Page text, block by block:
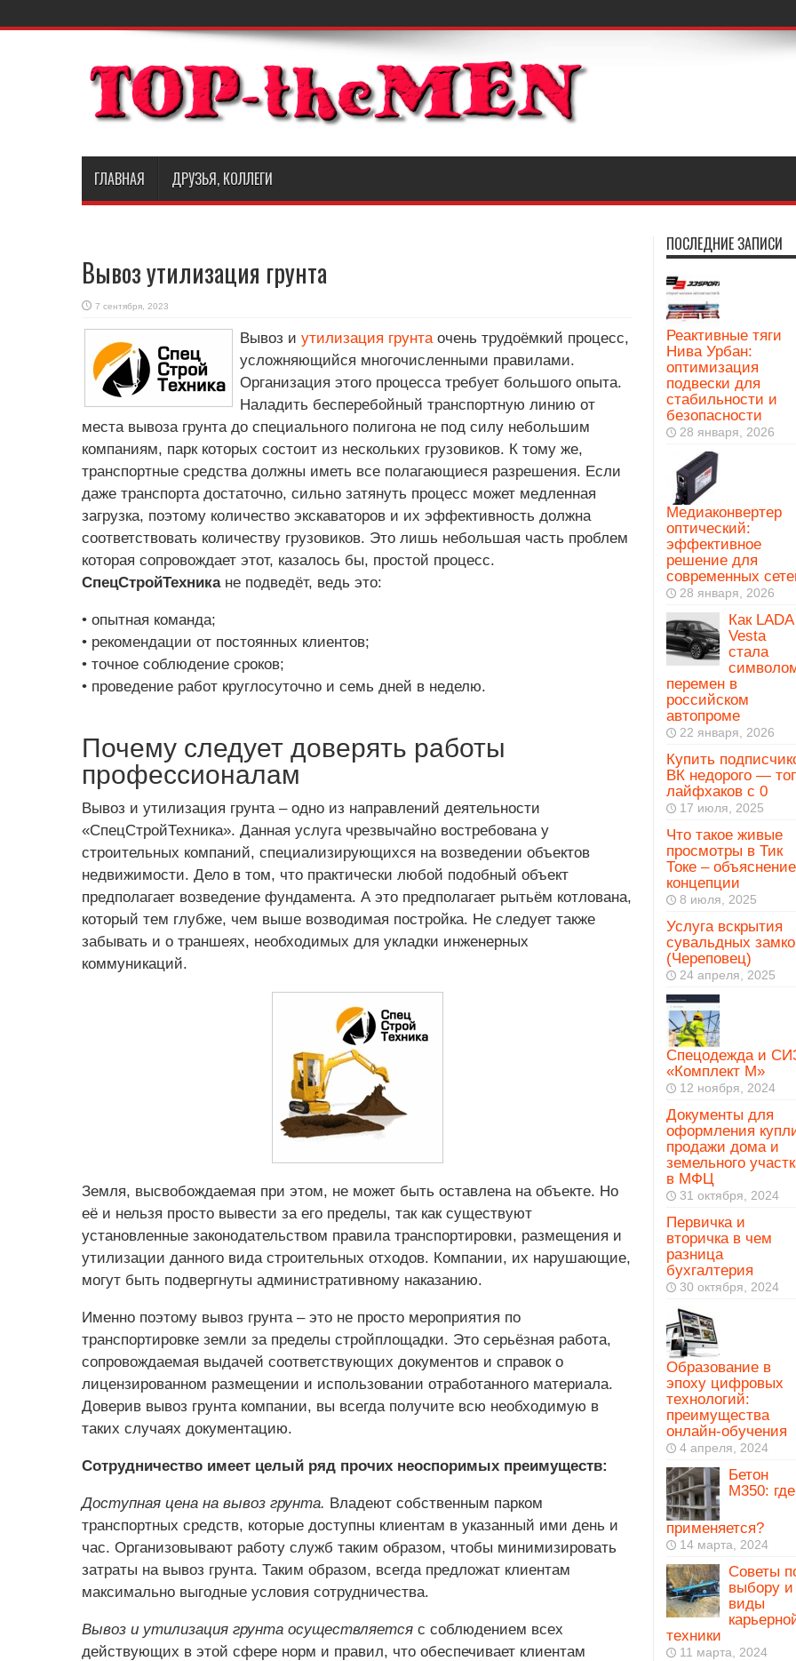
ГЛАВНАЯ ДРУЗЬЯ, КОЛЛЕГИ
Вывоз утилизация грунта
7 сентября, 2023
Вывоз и утилизация грунтаочень трудоёмкий процесс,
усложняющийся многочисленными правилами.
Организация этого процесса требует большого опыта.
Наладить бесперебойный транспортную линию от
места вывоза грунта до специального полигона не под силу небольшим
компаниям, парк которых состоит из нескольких грузовиков. К тому же,
транспортные средства должны иметь все полагающиеся разрешения. Если
даже транспорта достаточно, сильно затянуть процесс может медленная
загрузка, поэтому количество экскаваторов и их эффективность должна
соответствовать количеству грузовиков. Это лишь небольшая часть проблем
которая сопровождает этот, казалось бы, простой процесс.
СпецСтройТехникане подведёт, ведь это:
• опытная команда;
• рекомендации от постоянных клиентов;
• точное соблюдение сроков;
• проведение работ круглосуточно и семь дней в неделю.
Почему следует доверять работы
профессионалам
Вывоз и утилизация грунта – одно из направлений деятельности
«СпецСтройТехника». Данная услуга чрезвычайно востребована у
строительных компаний, специализирующихся на возведении объектов
недвижимости. Дело в том, что практически любой подобный объект
предполагает возведение фундамента. А это предполагает рытьём котлована,
который тем глубже, чем выше возводимая постройка. Не следует также
забывать и о траншеях, необходимых для укладки инженерных
коммуникаций.
Земля, высвобождаемая при этом, не может быть оставлена на объекте. Но
её и нельзя просто вывести за его пределы, так как существуют
установленные законодательством правила транспортировки, размещения и
утилизации данного вида строительных отходов. Компании, их нарушающие,
могут быть подвергнуты административному наказанию.
Именно поэтому вывоз грунта – это не просто мероприятия по
транспортировке земли за пределы стройплощадки. Это серьёзная работа,
сопровождаемая выдачей соответствующих документов и справок о
лицензированном размещении и использовании отработанного материала.
Доверив вывоз грунта компании, вы всегда получите всю необходимую в
таких случаях документацию.
Сотрудничество имеет целый ряд прочих неоспоримых преимуществ:
Доступная цена на вывоз грунта. Владеют собственным парком
транспортных средств, которые доступны клиентам в указанный ими день и
час. Организовывают работу служб таким образом, чтобы минимизировать
затраты на вывоз грунта. Таким образом, всегда предложат клиентам
максимально выгодные условия сотрудничества.
Вывоз и утилизация грунта осуществляется с соблюдением всех
действующих в этой сфере норм и правил, что обеспечивает клиентам
ПОСЛЕДНИЕ ЗАПИСИ
Реактивные тяги
Нива Урбан:
оптимизация
подвески для
стабильности и
безопасности
28 января, 2026
Медиаконвертер
оптический:
эффективное
решение для
современных
28 января, 2026
Как LADA
Vesta
стала
перемен в
российском
автопроме
22 января, 2026
Купить
ВК недорого —
лайфхаков с 0
17 июля, 2025
Что такое живые
просмотры в Тик
Токе – объяснение
концепции
8 июля, 2025
Услуга вскрытия
сувальдных
(Череповец)
24 апреля, 2025
Спецодежда и
«Комплект М»
12 ноября, 2024
Документы для
оформления
продажи дома и
земельного
в МФЦ
31 октября, 2024
Первичка и
вторичка в чем
разница
бухгалтерия
30 октября, 2024
Образование в
эпоху цифровых
технологий:
преимущества
онлайн-обучения
4 апреля, 2024
Бетон
М350: где
применяется?
14 марта, 2024
Советы
выбору и
виды
техники
11 марта, 2024